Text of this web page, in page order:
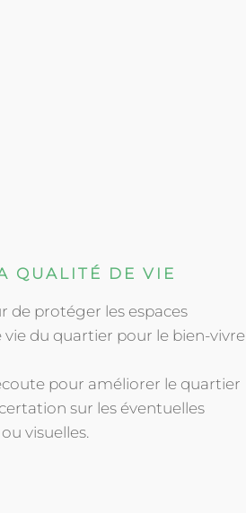
QUALITÉ DE VIE
de protéger les espaces
vie du quartier pour le bien-vivre
pour améliorer le quartier
sur les éventuelles
visuelles.